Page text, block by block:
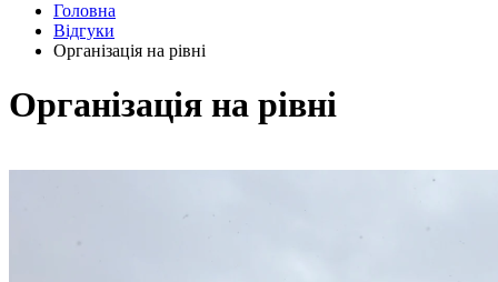
Головна
Відгуки
Організація на рівні
Організація на рівні